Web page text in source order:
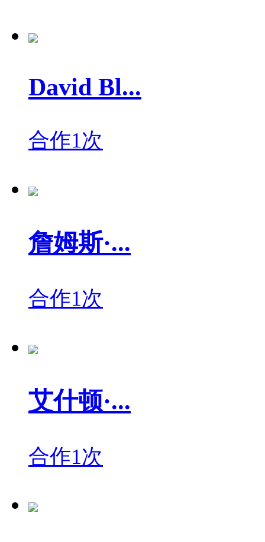
David Bl...
合作1次
詹姆斯·...
合作1次
艾什顿·...
合作1次